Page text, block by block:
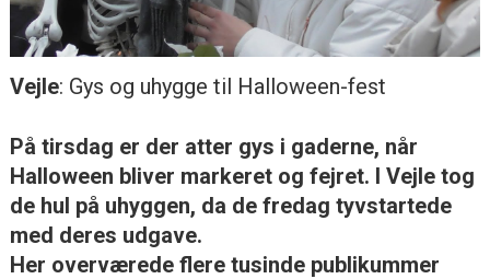
Vejle: Gys og uhygge til Halloween-fest
På tirsdag er der atter gys i gaderne, når
Halloween bliver markeret og fejret. I Vejle tog
de hul på uhyggen, da de fredag tyvstartede
med deres udgave.
Her overværede flere tusinde publikummer